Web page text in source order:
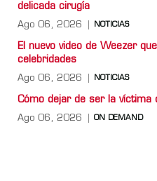
delicada cirugía
Ago 06, 2026 NOTICIAS
El nuevo video de Weezer
celebridades
Ago 06, 2026 NOTICIAS
Cómo dejar de ser la víctima
Ago 06, 2026 ON DEMAND